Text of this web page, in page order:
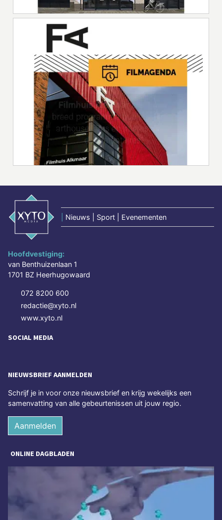
Nieuws | Sport | Evenementen
Hoofdvestiging:
van Benthuizenlaan 1
1701 BZ Heerhugowaard
072 8200 600
redactie@xyto.nl
www.xyto.nl
SOCIAL MEDIA
NIEUWSBRIEF AANMELDEN
Schrijf je in voor onze nieuwsbrief en krijg wekelijks een
samenvatting van alle gebeurtenissen uit jouw regio.
Aanmelden
ONLINE DAGBLADEN